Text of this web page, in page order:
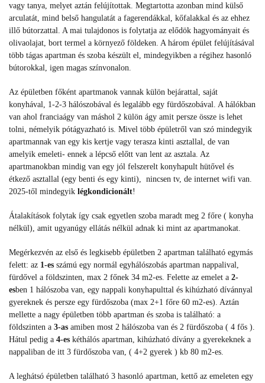
vagy tanya, melyet aztán felújítottak. Megtartotta azonban mind külső
arculatát, mind belső hangulatát a fagerendákkal, kőfalakkal és az ehhez
illő bútorzattal. A mai tulajdonos is folytatja az elődök hagyományait és
olivaolajat, bort termel a környező földeken. A három épület felújításával
több tágas apartman és szoba készült el, mindegyikben a régihez hasonló
bútorokkal, igen magas színvonalon.
Az épületben főként apartmanok vannak külön bejárattal, saját
konyhával, 1-2-3 hálószobával és legalább egy fürdőszobával. A hálókban
van ahol franciaágy van máshol 2 külön ágy amit persze össze is lehet
tolni, némelyik pótágyazható is. Mivel több épületről van szó mindegyik
apartmannak van egy kis kertje vagy terasza kinti asztallal, de van
amelyik emeleti- ennek a lépcső előtt van lent az asztala. Az
apartmanokban mindig van egy jól felszerelt konyhapult hütővel és
étkező asztallal (egy benti és egy kinti), nincsen tv, de internet wifi van.
2025-től mindegyik légkondicionált!
Átalakítások folytak így csak egyetlen szoba maradt meg 2 főre ( konyha
nélkül), amit ugyanúgy ellátás nélkül adnak ki mint az apartmanokat.
Megérkezvén az első és legkisebb épületben 2 apartman található egymás
felett: az 1-es számú egy normál egyhálószobás apartman nappalival,
fürdővel a földszinten, max 2 főnek 34 m2-es. Felette az emelet a 2-
esben 1 hálószoba van, egy nappali konyhapulttal és kihúzható dívánnyal
gyereknek és persze egy fürdőszoba (max 2+1 főre 60 m2-es). Aztán
mellette a nagy épületben több apartman és szoba is található: a
földszinten a 3-as amiben most 2 hálószoba van és 2 fürdőszoba ( 4 fős ).
Hátul pedig a 4-es kéthálós apartman, kihúzható dívány a gyerekeknek a
nappaliban de itt 3 fürdőszoba van, ( 4+2 gyerek ) kb 80 m2-es.
A leghátsó épületben található 3 hasonló apartman, kettő az emeleten egy